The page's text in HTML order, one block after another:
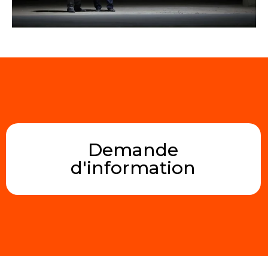
Demande
d'information